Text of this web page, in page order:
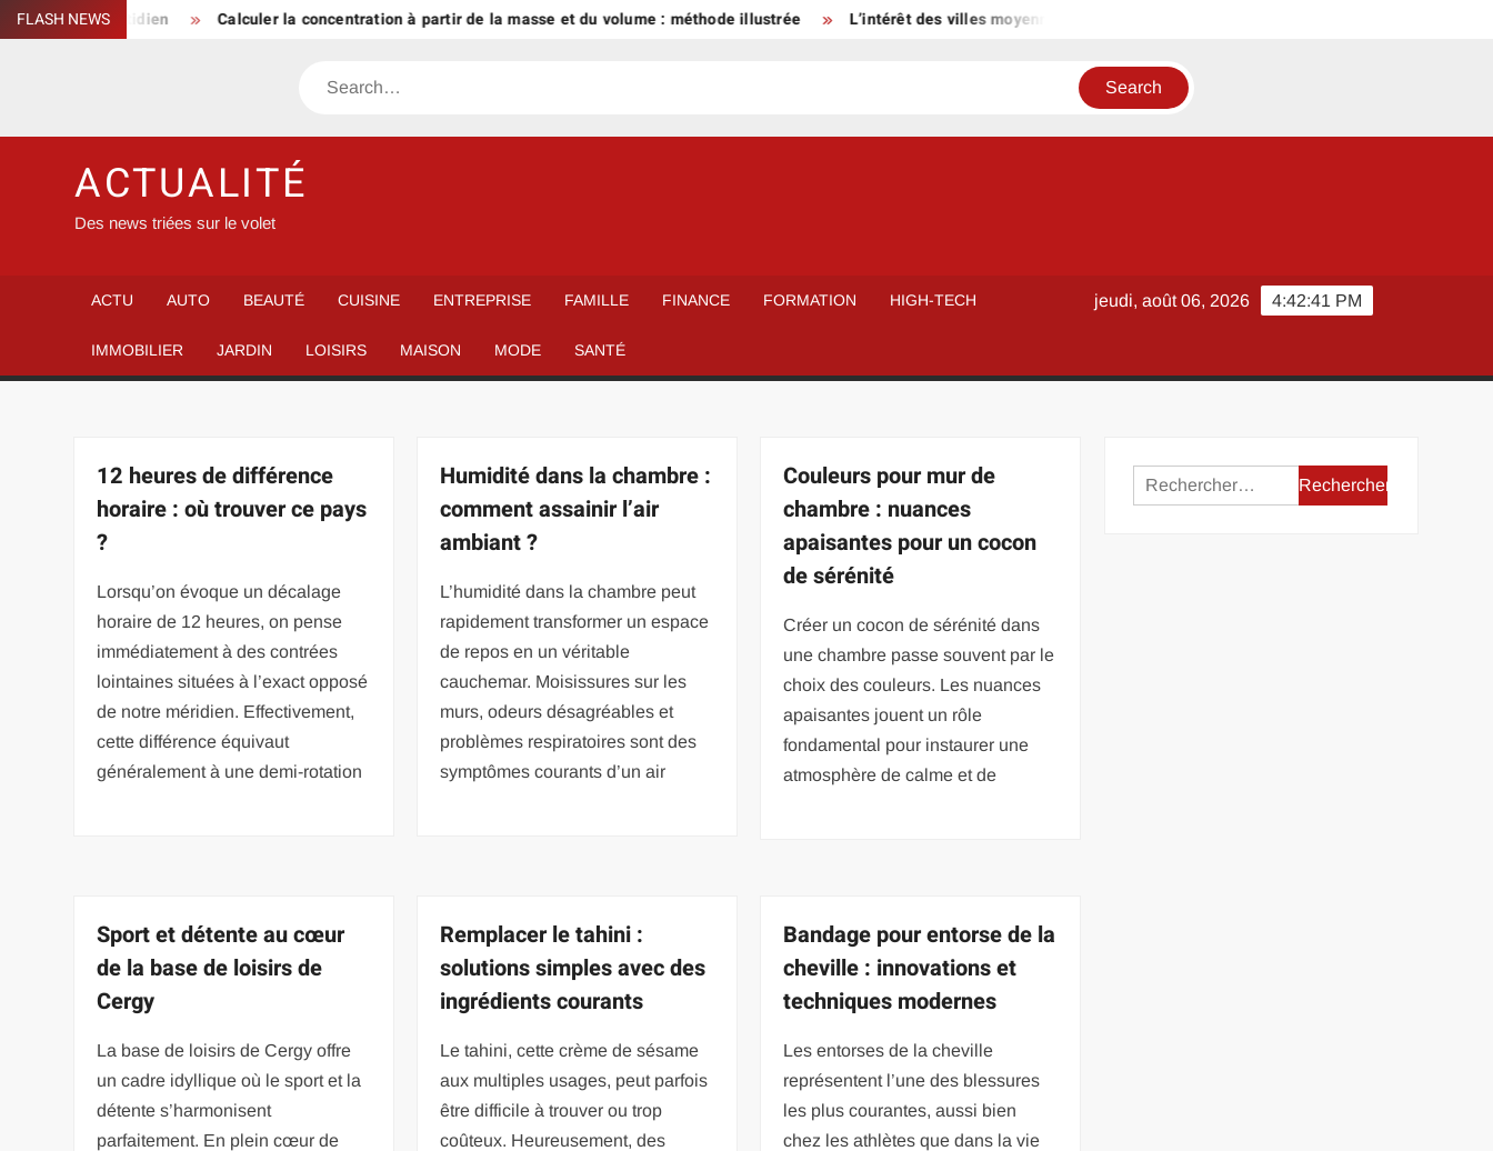
Skip
to
FLASH NEWS
au quotidien Calculer la concentration à partir de la masse et du volume : méthode illustrée L’intérêt des villes moyennes comme Vendôme pour ceux qui fuient les grandes métropoles
Search
ACTUALITÉ
Des news triées sur le volet
ACTU AUTO BEAUTÉ CUISINE ENTREPRISE FAMILLE FINANCE FORMATION HIGH-TECH
IMMOBILIER JARDIN LOISIRS MAISON MODE SANTÉ
4:42:42 PM
jeudi, août 06, 2026
12 heures de différence
horaire : où trouver ce pays
?
Lorsqu’on évoque un décalage
horaire de 12 heures, on pense
immédiatement à des contrées
lointaines situées à l’exact opposé
de notre méridien. Effectivement,
cette différence équivaut
généralement à une demi-rotation
Humidité dans la chambre :
comment assainir l’air
ambiant ?
L’humidité dans la chambre peut
rapidement transformer un espace
de repos en un véritable
cauchemar. Moisissures sur les
murs, odeurs désagréables et
problèmes respiratoires sont des
symptômes courants d’un air
Couleurs pour mur de
chambre : nuances
apaisantes pour un cocon
de sérénité
Créer un cocon de sérénité dans
une chambre passe souvent par le
choix des couleurs. Les nuances
apaisantes jouent un rôle
fondamental pour instaurer une
atmosphère de calme et de
Sport et détente au cœur
de la base de loisirs de
Cergy
La base de loisirs de Cergy offre
un cadre idyllique où le sport et la
détente s’harmonisent
parfaitement. En plein cœur de
Remplacer le tahini :
solutions simples avec des
ingrédients courants
Le tahini, cette crème de sésame
aux multiples usages, peut parfois
être difficile à trouver ou trop
coûteux. Heureusement, des
Bandage pour entorse de la
cheville : innovations et
techniques modernes
Les entorses de la cheville
représentent l’une des blessures
les plus courantes, aussi bien
chez les athlètes que dans la vie
Rechercher :